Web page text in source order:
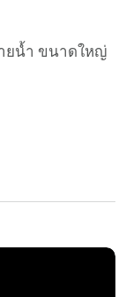
บครอบครัว
ผู้ที่มองหาบ้านที่
หญ่ขึ้น มีพื้นที่
ยและความ
สุดและหรูหรา
คัน บ้านหลังนี้
ยน้ำ ขนาดใหญ่